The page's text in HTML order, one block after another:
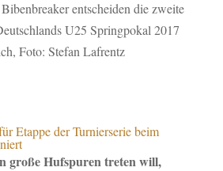
Etappe der Turnierserie beim
große Hufspuren treten will,